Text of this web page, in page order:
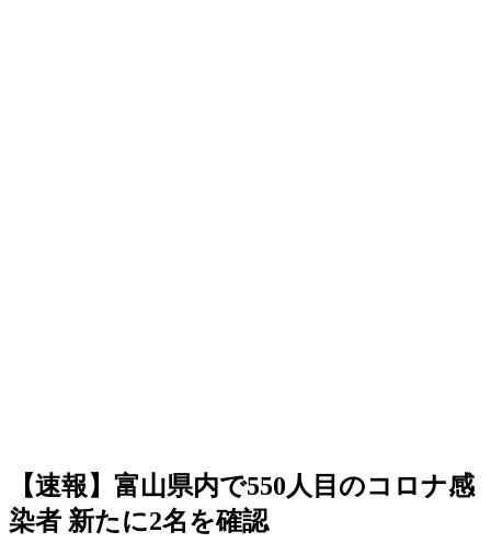
【速報】富山県内で550人目のコロナ感
染者 新たに2名を確認